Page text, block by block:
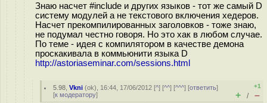
Знаю насчет #include и других языков - тот же самый D
систему модулей а не текстового включения хедеров.
Насчет прекомпилированных заголовков - тоже знаю,
не подумал честно говоря. Но это хак в любом случае.
По теме - идея с компилятором в качестве демона
проскакивала в коммьюнити языка D
http://astoriaseminar.com/sessions.html
5.98 ,Vkni (ok), 16:44, 17/06/2012 [^] [^^] [^^^] [ответить]
[к модератору]
+1
+ / –